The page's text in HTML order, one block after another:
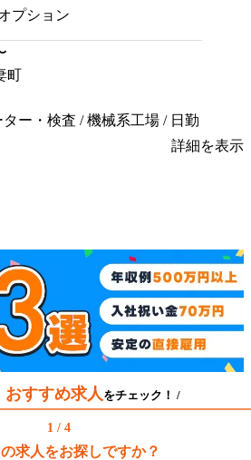
プション
町
ー・検査 / 機械系工場 / 日勤
詳細を表示
おすすめ求人 をチェック！ /
1 / 4
求人をお探しですか？